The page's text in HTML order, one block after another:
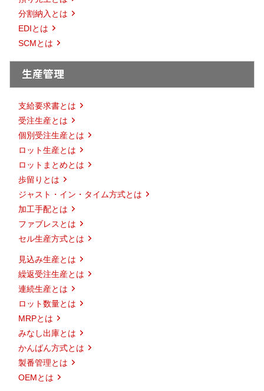
分割納入とは
EDIとは
SCMとは
生産管理
支給要求書とは
受注生産とは
個別受注生産とは
ロット生産とは
ロットまとめとは
歩留りとは
ジャスト・イン・タイム方式とは
加工手配とは
ファブレスとは
セル生産方式とは
見込み生産とは
繰返受注生産とは
連続生産とは
ロット数量とは
MRPとは
みなし出庫とは
かんばん方式とは
製番管理とは
OEMとは